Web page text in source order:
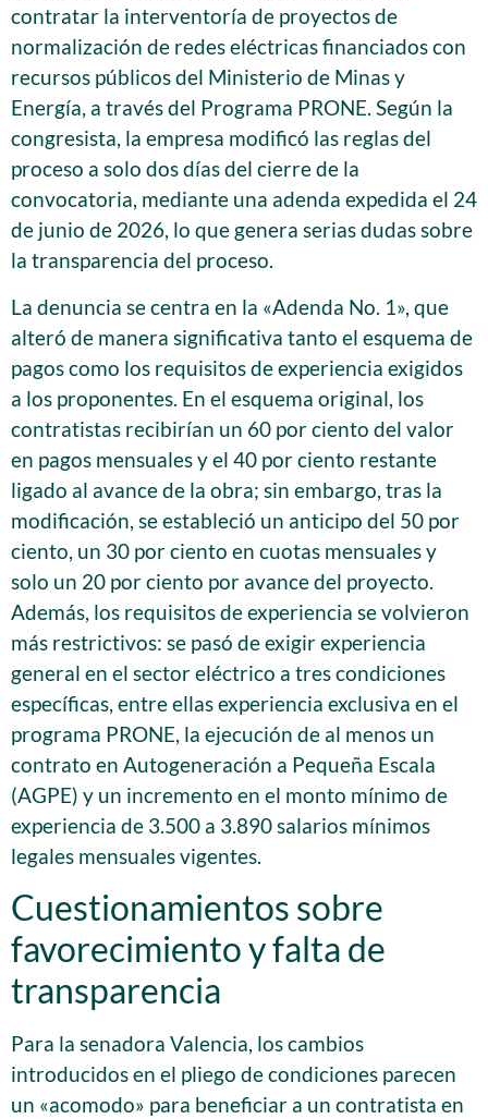
contratar la interventoría de proyectos de
normalización de redes eléctricas financiados con
recursos públicos del Ministerio de Minas y
Energía, a través del Programa PRONE. Según la
congresista, la empresa modificó las reglas del
proceso a solo dos días del cierre de la
convocatoria, mediante una adenda expedida el 24
de junio de 2026, lo que genera serias dudas sobre
la transparencia del proceso.
La denuncia se centra en la «Adenda No. 1», que
alteró de manera significativa tanto el esquema de
pagos como los requisitos de experiencia exigidos
a los proponentes. En el esquema original, los
contratistas recibirían un 60 por ciento del valor
en pagos mensuales y el 40 por ciento restante
ligado al avance de la obra; sin embargo, tras la
modificación, se estableció un anticipo del 50 por
ciento, un 30 por ciento en cuotas mensuales y
solo un 20 por ciento por avance del proyecto.
Además, los requisitos de experiencia se volvieron
más restrictivos: se pasó de exigir experiencia
general en el sector eléctrico a tres condiciones
específicas, entre ellas experiencia exclusiva en el
programa PRONE, la ejecución de al menos un
contrato en Autogeneración a Pequeña Escala
(AGPE) y un incremento en el monto mínimo de
experiencia de 3.500 a 3.890 salarios mínimos
legales mensuales vigentes.
Cuestionamientos sobre
favorecimiento y falta de
transparencia
Para la senadora Valencia, los cambios
introducidos en el pliego de condiciones parecen
un «acomodo» para beneficiar a un contratista en